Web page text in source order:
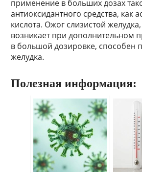
применение в больших дозах
антиоксидантного средства, как
кислота. Ожог слизистой
возникает при дополнительном
в большой дозировке, способен
желудка.
Полезная информация: